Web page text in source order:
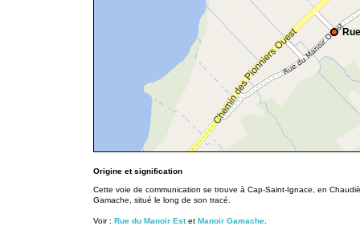
Origine et signification
Cette voie de communication se trouve à Cap-Saint-Ignace, en
Gamache, situé le long de son tracé.
Voir : Rue du Manoir Estet Manoir Gamache